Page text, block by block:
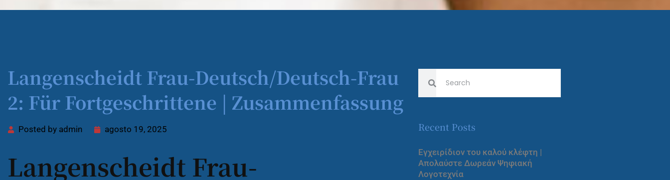
Langenscheidt Frau-Deutsch/Deutsch-Frau
2: Für Fortgeschrittene | Zusammenfassung
Posted by admin agosto 19, 2025
Langenscheidt Frau-
Recent Posts
Εγχειρίδιον του καλού κλέφτη |
Απολαύστε Δωρεάν Ψηφιακή
Λογοτεχνία